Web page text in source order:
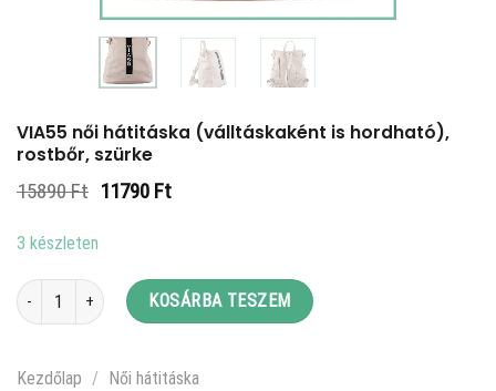
VIA55 női hátitáska (válltáskaként is hordható),
rostbőr, szürke
15890Ft Original
11790 FtCurrent
3 készleten
VIA55 női hátitáska (válltáskaként is hordható), rostbőr, szürke mennyiség
KOSÁRBA TESZEM
Kezdőlap /
Női hátitáska